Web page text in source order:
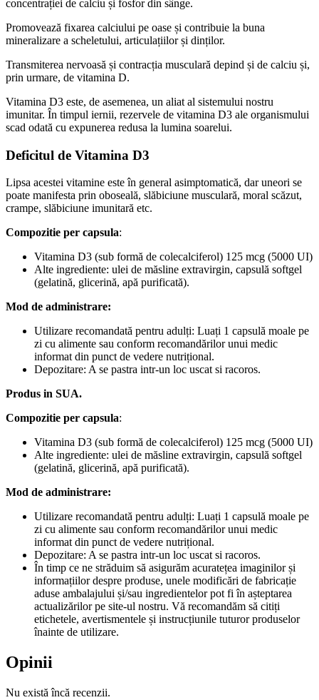
concentrației de calciu și fosfor din sânge.
Promovează fixarea calciului pe oase și contribuie la buna
mineralizare a scheletului, articulațiilor și dinților.
Transmiterea nervoasă și contracția musculară depind și de calciu și,
prin urmare, de vitamina D.
Vitamina D3 este, de asemenea, un aliat al sistemului nostru
imunitar. În timpul iernii, rezervele de vitamina D3 ale organismului
scad odată cu expunerea redusa la lumina soarelui.
Deficitul de Vitamina D3
Lipsa acestei vitamine este în general asimptomatică, dar uneori se
poate manifesta prin oboseală, slăbiciune musculară, moral scăzut,
crampe, slăbiciune imunitară etc.
Compozitie per capsula:
Vitamina D3 (sub formă de colecalciferol) 125 mcg (5000 UI)
Alte ingrediente: ulei de măsline extravirgin, capsulă softgel
(gelatină, glicerină, apă purificată).
Mod de administrare:
Utilizare recomandată pentru adulți: Luați 1 capsulă moale pe
zi cu alimente sau conform recomandărilor unui medic
informat din punct de vedere nutrițional.
Depozitare: A se pastra intr-un loc uscat si racoros.
Produs in SUA.
Compozitie per capsula:
Vitamina D3 (sub formă de colecalciferol) 125 mcg (5000 UI)
Alte ingrediente: ulei de măsline extravirgin, capsulă softgel
(gelatină, glicerină, apă purificată).
Mod de administrare:
Utilizare recomandată pentru adulți: Luați 1 capsulă moale pe
zi cu alimente sau conform recomandărilor unui medic
informat din punct de vedere nutrițional.
Depozitare: A se pastra intr-un loc uscat si racoros.
În timp ce ne străduim să asigurăm acuratețea imaginilor și
informațiilor despre produse, unele modificări de fabricație
aduse ambalajului și/sau ingredientelor pot fi în așteptarea
actualizărilor pe site-ul nostru. Vă recomandăm să citiți
etichetele, avertismentele și instrucțiunile tuturor produselor
înainte de utilizare.
Opinii
Nu există încă recenzii.